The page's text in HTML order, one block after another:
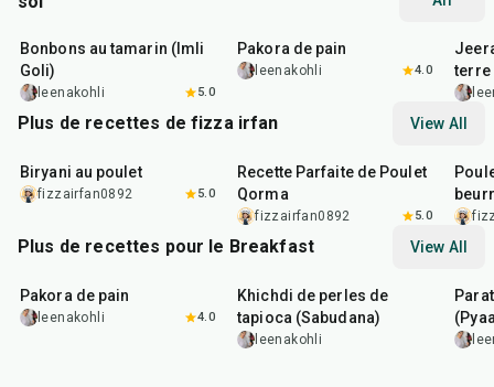
1hr
Bonbons au tamarin (Imli
Goli)
leenakohli 5.0
Pakora de pain
leenakohli 4.0
terre
Plus de recettes de fizza irfan View All
Biryani au poulet
fizzairfan0892 5.0
Recette Parfaite de Poulet
Qorma
fizzairfan0892 5.0
Plus de recettes pour le Breakfast View All
Pakora de pain
leenakohli 4.0
Khichdi de perles de
tapioca (Sabudana)
leenakohli